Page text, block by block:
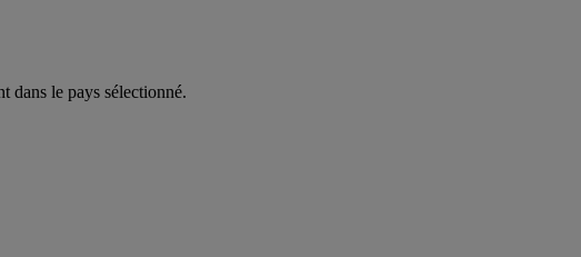
dans le pays sélectionné.